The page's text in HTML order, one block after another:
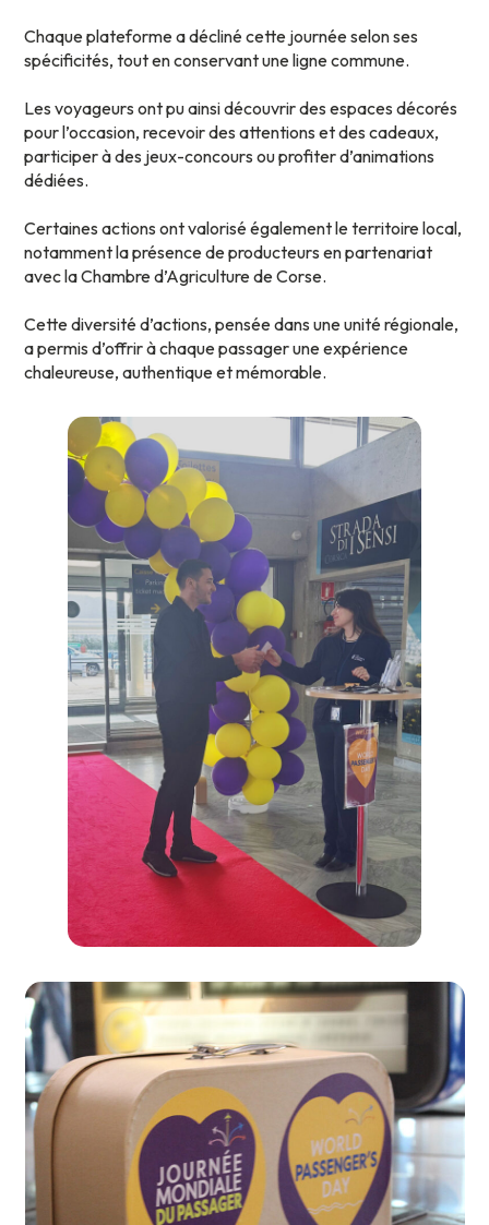
Chaque plateforme a décliné cette journée selon ses
spécificités, tout en conservant une ligne commune.
Les voyageurs ont pu ainsi découvrir des espaces décorés
pour l’occasion, recevoir des attentions et des cadeaux,
participer à des jeux-concours ou profiter d’animations
dédiées.
Certaines actions ont valorisé également le territoire local,
notamment la présence de producteurs en partenariat
avec la Chambre d’Agriculture de Corse.
Cette diversité d’actions, pensée dans une unité régionale,
a permis d’offrir à chaque passager une expérience
chaleureuse, authentique et mémorable.